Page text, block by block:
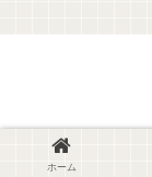
ホーム